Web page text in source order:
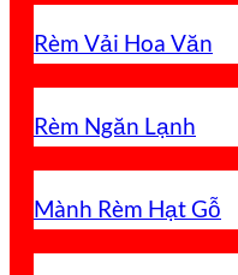
Rèm Vải Hoa Văn
Rèm Ngăn Lạnh
Mành Rèm Hạt Gỗ